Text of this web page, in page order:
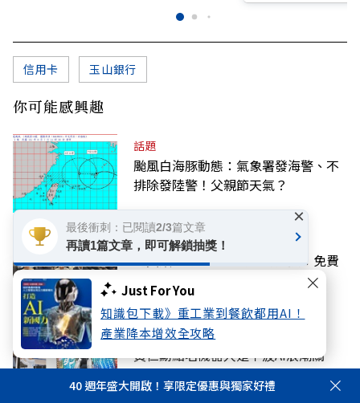
Just For You
知識包下載》重工業到餐飲都用AI！
產業降本增效全攻略
信用卡 玉山銀行
你可能感興趣
話題
颱風白海豚動態：氣象署發海警、不
排除發陸警！父親節天氣？
話題
【黃效文專欄】憶高希均教授：免費
科技
黃仁勳點名機器人是下波AI浪潮關
鍵！這兩家台廠2027年迎爆發期
40 週年盛大開啟！享限定優惠與獨家好禮
最後衝刺：已閱讀2/3篇文章
再讀1篇文章，即可解鎖抽獎！
×